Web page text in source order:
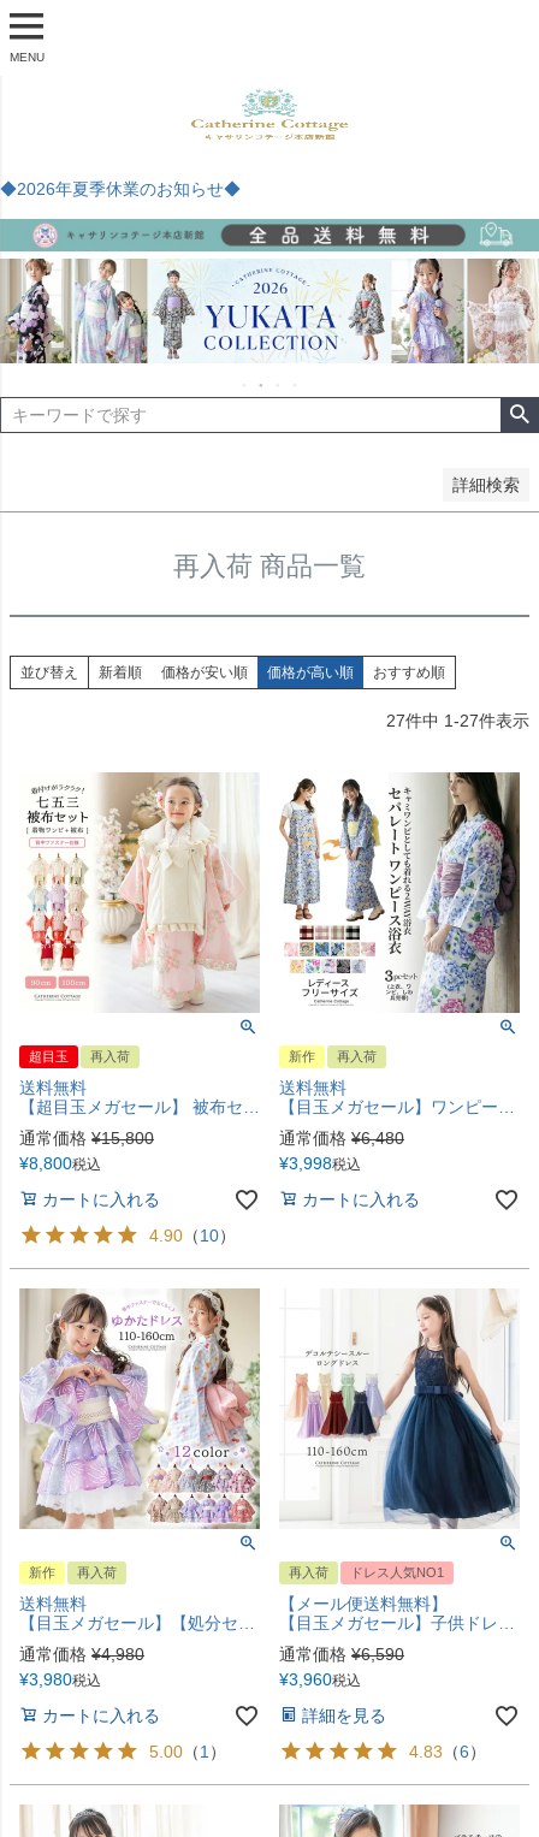
MENU
◆2026年夏季休業のお知らせ◆
詳細検索
新着順
登録順
価格が安い順
価格が高い順
優先度順
レビュー順
検索
再入荷 商品一覧
並び替え 新着順 価格が安い順 価格が高い順 おすすめ順
27件中 1-27件表示
超目玉 再入荷
送料無料
【超目玉メガセール】 被布セット七五三 3歳女の子 着物 花刺繍チュールレース着物ワンピース＆ 被布セット 和装 TAK
通常価格 ¥15,800
¥8,800税込
カートに入れる
4.90 （10）
新作 再入荷
送料無料
【目玉メガセール】ワンピースにもなる2wayレディース浴衣 2部式 2way セパレート浴衣 レディース ジュニア かんたん着付け カジュアルワンピース 和装 キャサリンコテージ TAK
通常価格 ¥6,480
¥3,998税込
カートに入れる
新作 再入荷
送料無料
【目玉メガセール】【処分セール】ファスナーで楽々！着崩れしないワンピース浴衣ドレス キッズ 女の子 和装 浴衣 一体型 ワンピース スカート 兵児帯 セット 花火柄 花柄 猫柄 紫陽花柄 キャサリンコテージ TAK
通常価格 ¥4,980
¥3,980税込
カートに入れる
5.00 （1 ）
再入荷 ドレス人気NO1
【メール便送料無料】
【目玉メガセール】子供ドレス デコルテシースルーロング レース ドレス 結婚式 発表会 ピアノ発表会 キッズ フォーマル キッズドレス レンタルより安い！キャサリンコテージ YUP12 《メール便優先商品》 | 110 120 130 140 150 160
通常価格 ¥6,590
¥3,960税込
詳細を見る
4.83 （6）